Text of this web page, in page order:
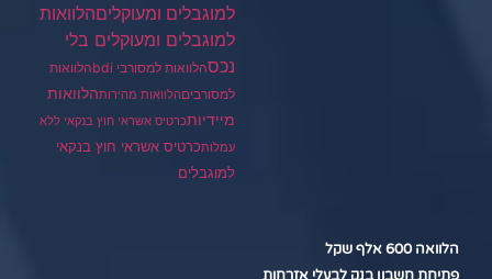
למוגבלים ומעוקליםהלוואות
למוגבלים ומעוקלים בלי
נכסהלוואות למסורבי bdi
הלוואות
למסורביםהלוואות מהירותהלוואות
מיידיותכרטיס אשראי חוץ בנקאי ללא
עמלותכרטיס אשראי חוץ בנקאי
למוגבלים
הלוואה 600 אלף שקל